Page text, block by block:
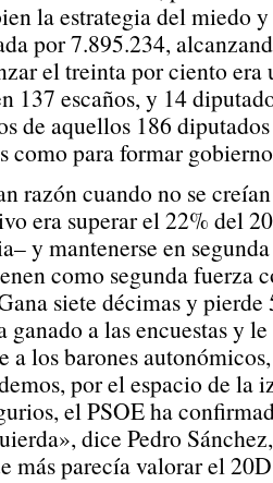
la estrategia del miedo
por 7.895.234,
el treinta por ciento era
137 escaños, y 14
de aquellos 186
como para formar
razón cuando no se
era superar el 22% del
y mantenerse en
como segunda fuerza
siete décimas y pierde
ganado a las encuestas y
a los barones
por el espacio de la
el PSOE ha
dice Pedro
más parecía valorar el